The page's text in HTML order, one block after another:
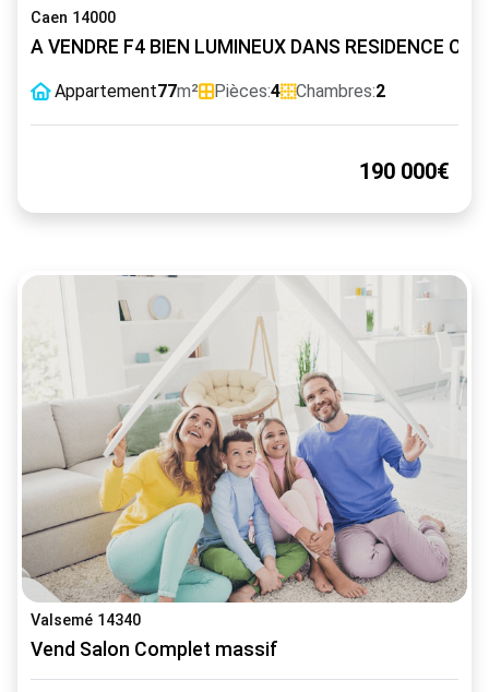
Caen 14000
A VENDRE F4 BIEN LUMINEUX DANS RESIDENCE
Appartement77m² Pièces:4 Chambres:2
190 000€
Valsemé 14340
Vend Salon Complet massif